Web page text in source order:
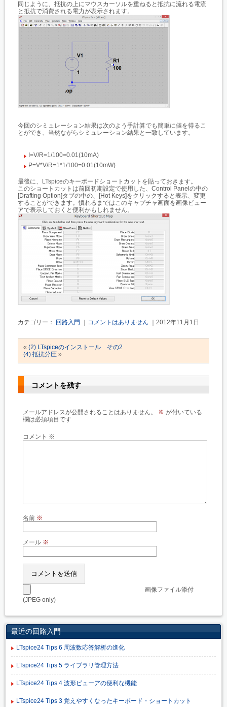
同じように、抵抗の上にマウスカーソルを重ねると抵抗に流れる電流
と抵抗で消費される電力が表示されます。
今回のシミュレーション結果は次のよう手計算でも簡単に値を得るこ
とができ、当然ながらシミュレーション結果と一致しています。
I=V/R=1/100=0.01(10mA)
P=V*V/R=1*1/100=0.01(10mW)
最後に、LTspiceのキーボードショートカットを貼っておきます。
このショートカットは前回初期設定で使用した、Control Panelの中の
[Drafting Option]タブの中の、[Hot Keys]をクリックすると表示、変更
することができます。慣れるまではこのキャプチャ画面を画像ビュー
アで表示しておくと便利かもしれません。
カテゴリー： 回路入門 コメントはありません ｜2012年11月1日
« (2) LTspiceのインストール その2
(4) 抵抗分圧 »
コメントを残す
メールアドレスが公開されることはありません。 ※ が付いている
欄は必須項目です
コメント ※
名前 ※
メール ※
画像ファイル添付
(JPEG only)
最近の回路入門
LTspice24 Tips 6 周波数応答解析の進化
LTspice24 Tips 5 ライブラリ管理方法
LTspice24 Tips 4 波形ビューアの便利な機能
LTspice24 Tips 3 覚えやすくなったキーボード・ショートカット